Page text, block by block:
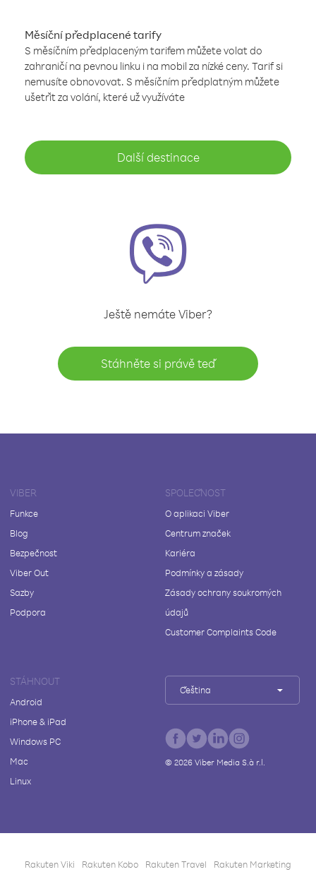
Měsíční předplacené tarify
S měsíčním předplaceným tarifem můžete volat do
zahraničí na pevnou linku i na mobil za nízké ceny. Tarif si
nemusíte obnovovat. S měsíčním předplatným můžete
ušetřit za volání, které už využíváte
Další destinace
Ještě nemáte Viber?
Stáhněte si právě teď
VIBER
Funkce
Blog
Bezpečnost
Viber Out
Sazby
Podpora
SPOLEČNOST
O aplikaci Viber
Centrum značek
Kariéra
Podmínky a zásady
Zásady ochrany soukromých
údajů
Customer Complaints Code
STÁHNOUT
Android
iPhone & iPad
Windows PC
Mac
Linux
Čeština
© 2026Viber Media S.à r.l.
Rakuten Viki Rakuten Kobo Rakuten Travel Rakuten Marketing